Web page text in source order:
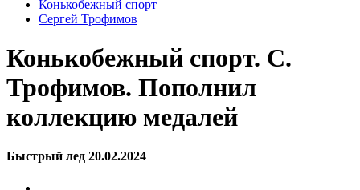
Конькобежный спорт
Сергей Трофимов
Конькобежный спорт. С.
Трофимов. Пополнил
коллекцию медалей
Быстрый лед 20.02.2024